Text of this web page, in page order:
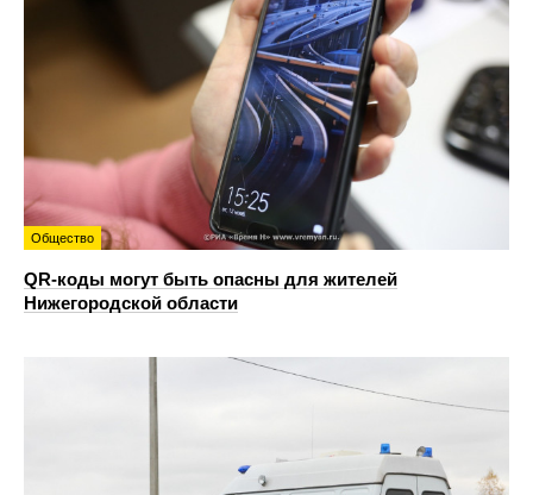
Общество
QR-коды могут быть опасны для жителей
Нижегородской области